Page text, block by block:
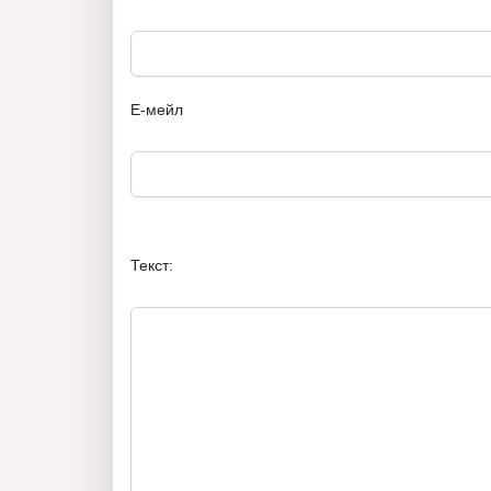
Е-мейл
Текст: